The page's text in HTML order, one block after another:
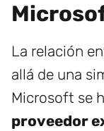
La relación
allá de una
Microsoft se
proveedor